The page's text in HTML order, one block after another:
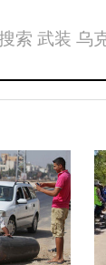
索 武装 乌